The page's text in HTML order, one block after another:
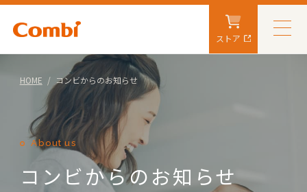
ストア
HOME コンビからのお知らせ
About us
コンビからのお知らせ